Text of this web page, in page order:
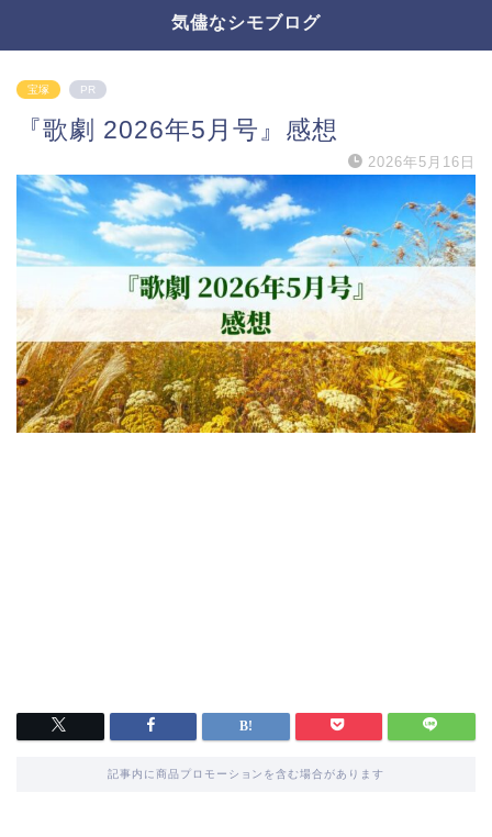
気儘なシモブログ
宝塚 PR
『歌劇 2026年5月号』感想
2026年5月16日
記事内に商品プロモーションを含む場合があります